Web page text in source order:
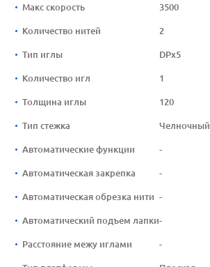
Макс скорость 3500
Количество нитей 2
Тип иглы DPx5
Количество игл 1
Толщина иглы 120
Тип стежка Челночный
Автоматические функции -
Автоматическая закрепка -
Автоматическая обрезка нити -
Автоматический подъем лапки-
Расстояние межу иглами -